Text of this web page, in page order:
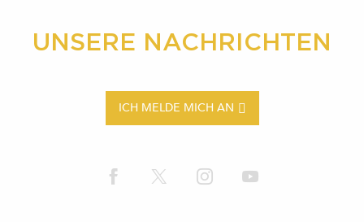
UNSERE NACHRICHTEN
ICH MELDE MICH AN